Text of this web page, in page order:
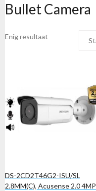
Bullet Camera
Enig resultaat
DS-2CD2T46G2-ISU/SL
2.8MM(C), Acusense 2.0 4MP